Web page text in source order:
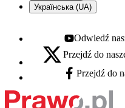
Українська (UA)
Youtube - otwiera
Odwiedź
X - otwiera się w nowej
Przejdź do
Facebook - otwiera
Przejdź do